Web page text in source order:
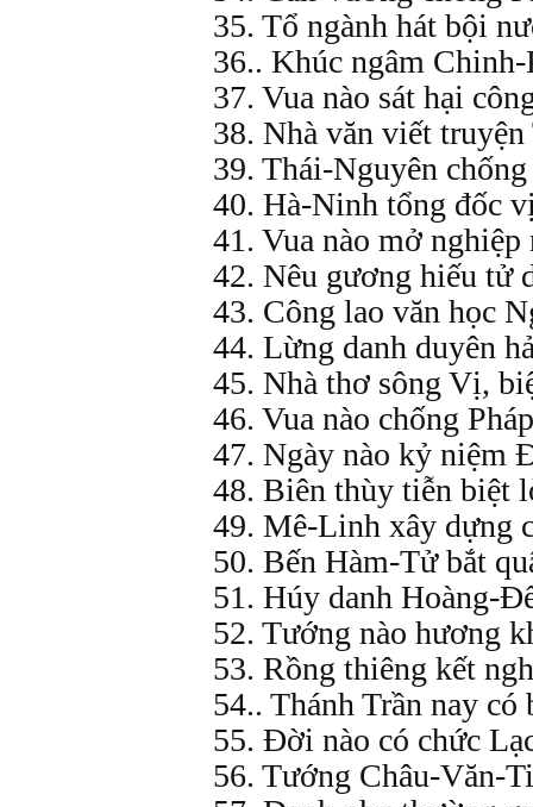
35. Tổ ngành hát bội
36.. Khúc ngâm Chinh-
37. Vua nào sát hại
38. Nhà văn viết
39. Thái-Nguyên
40. Hà-Ninh tổng đốc
41. Vua nào mở nghiệp
42. Nêu gương hiếu tử
43. Công lao văn học
44. Lừng danh duyên
45. Nhà thơ sông Vị,
46. Vua nào chống
47. Ngày nào kỷ niệm
48. Biên thùy tiễn biệt
49. Mê-Linh xây dựng
50. Bến Hàm-Tử bắt
51. Húy danh Hoàng-
52. Tướng nào hương
53. Rồng thiêng kết
54.. Thánh Trần nay có
55. Đời nào có chức
56. Tướng Châu-Văn-